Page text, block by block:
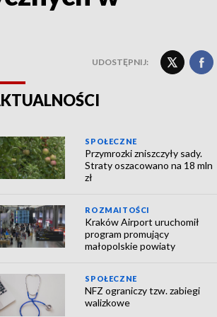
UDOSTĘPNIJ:
SPOŁECZNE
Przymrozki zniszczyły sady.
Straty oszacowano na 18 mln
zł
ROZMAITOŚCI
Kraków Airport uruchomił
program promujący
małopolskie powiaty
SPOŁECZNE
NFZ ograniczy tzw. zabiegi
walizkowe